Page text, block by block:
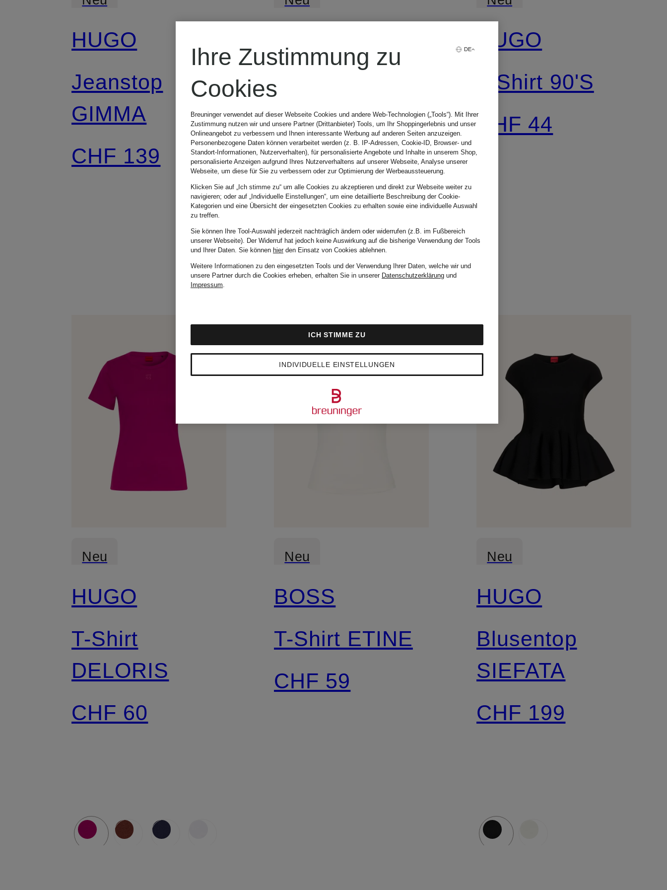
HUGO
Jeanstop
GIMMA
CHF 139
T-Shirt ELOVE
mit
Schmucksteinen
CHF 60
HUGO
T-Shirt 90'S
CHF 44
Neu
HUGO
T-Shirt
DELORIS
CHF 60
Neu
BOSS
T-Shirt ETINE
CHF 59
Neu
HUGO
Blusentop
SIEFATA
CHF 199
DE
Ihre Zustimmung zu
Cookies
Breuninger verwendet auf dieser Webseite Cookies und andere Web-Technologien („Tools“). Mit Ihrer
Zustimmung nutzen wir und unsere Partner (Drittanbieter) Tools, um Ihr Shoppingerlebnis und unser
Onlineangebot zu verbessern und Ihnen interessante Werbung auf anderen Seiten anzuzeigen.
Personenbezogene Daten können verarbeitet werden (z. B. IP-Adressen, Cookie-ID, Browser- und
Standort-Informationen, Nutzerverhalten), für personalisierte Angebote und Inhalte in unserem Shop,
personalisierte Anzeigen aufgrund Ihres Nutzerverhaltens auf unserer Webseite, Analyse unserer
Webseite, um diese für Sie zu verbessern oder zur Optimierung der Werbeaussteuerung.
Klicken Sie auf „Ich stimme zu“ um alle Cookies zu akzeptieren und direkt zur Webseite weiter zu
navigieren; oder auf „Individuelle Einstellungen“, um eine detaillierte Beschreibung der Cookie-
Kategorien und eine Übersicht der eingesetzten Cookies zu erhalten sowie eine individuelle Auswahl
zu treffen.
Sie können Ihre Tool-Auswahl jederzeit nachträglich ändern oder widerrufen (z.B. im Fußbereich
unserer Webseite). Der Widerruf hat jedoch keine Auswirkung auf die bisherige Verwendung der Tools
und Ihrer Daten. Sie können hierden Einsatz von Cookies ablehnen.
Weitere Informationen zu den eingesetzten Tools und der Verwendung Ihrer Daten, welche wir und
unsere Partner durch die Cookies erheben, erhalten Sie in unserer Datenschutzerklärung und
Impressum.
INDIVIDUELLE EINSTELLUNGEN
ICH STIMME ZU